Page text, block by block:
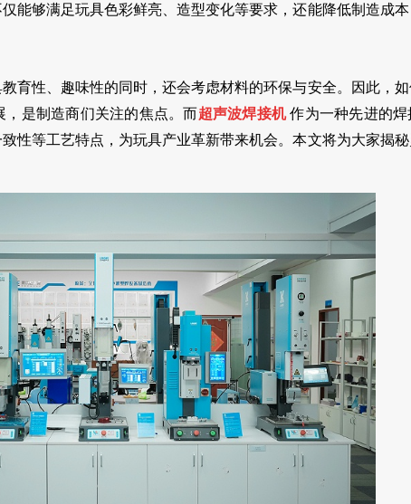
能够满足玩具色彩鲜亮、造型变化等要求，还能降低制造成
育性、趣味性的同时，还会考虑材料的环保与安全。因此，
是制造商们关注的焦点。而超声波焊接机 作为一种先进的
性等工艺特点，为玩具产业革新带来机会。本文将为大家揭